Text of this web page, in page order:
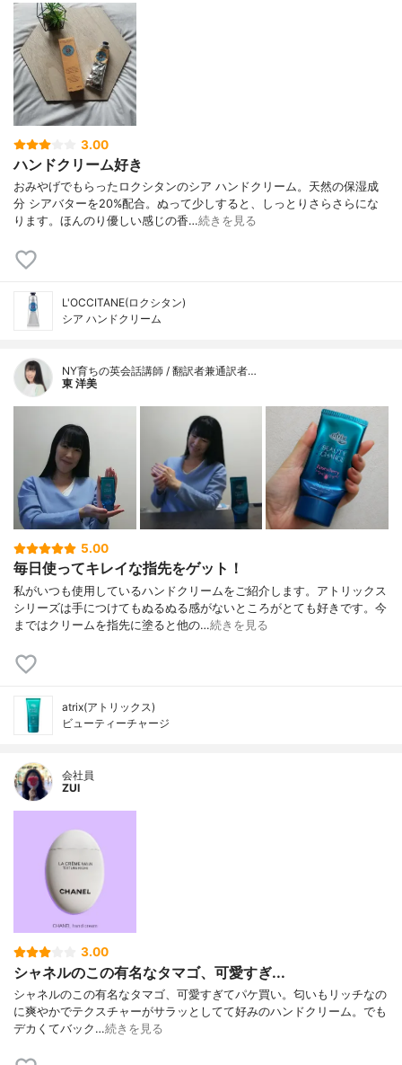
3.00
ハンドクリーム好き
おみやげでもらったロクシタンのシア ハンドクリーム。天然の保湿成
分 シアバターを20%配合。ぬって少しすると、しっとりさらさらにな
ります。ほんのり優しい感じの香…続きを見る
L'OCCITANE(ロクシタン)
シア ハンドクリーム
NY育ちの英会話講師 / 翻訳者兼通訳者…
東 洋美
5.00
毎日使ってキレイな指先をゲット！
私がいつも使用しているハンドクリームをご紹介します。アトリックス
シリーズは手につけてもぬるぬる感がないところがとても好きです。今
まではクリームを指先に塗ると他の…続きを見る
atrix(アトリックス)
ビューティーチャージ
会社員
ZUI
3.00
シャネルのこの有名なタマゴ、可愛すぎ...
シャネルのこの有名なタマゴ、可愛すぎてパケ買い。匂いもリッチなの
に爽やかでテクスチャーがサラッとしてて好みのハンドクリーム。でも
デカくてバック…続きを見る